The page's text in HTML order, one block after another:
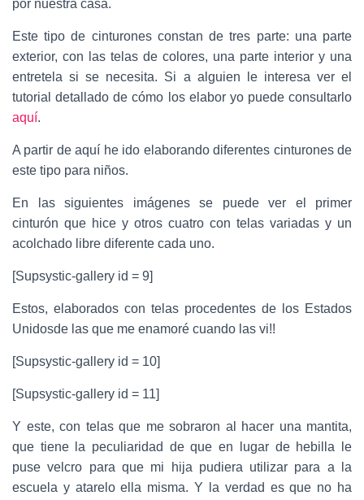
por nuestra casa.
Este tipo de cinturones constan de tres parte: una parte
exterior, con las telas de colores, una parte interior y una
entretela si se necesita. Si a alguien le interesa ver el
tutorial detallado de cómo los elabor yo puede consultarlo
aquí.
A partir de aquí he ido elaborando diferentes cinturones de
este tipo para niños.
En las siguientes imágenes se puede ver el primer
cinturón que hice y otros cuatro con telas variadas y un
acolchado libre diferente cada uno.
[Supsystic-gallery id = 9]
Estos, elaborados con telas procedentes de los Estados
Unidosde las que me enamoré cuando las vi!!
[Supsystic-gallery id = 10]
[Supsystic-gallery id = 11]
Y este, con telas que me sobraron al hacer una mantita,
que tiene la peculiaridad de que en lugar de hebilla le
puse velcro para que mi hija pudiera utilizar para a la
escuela y atarelo ella misma. Y la verdad es que no ha